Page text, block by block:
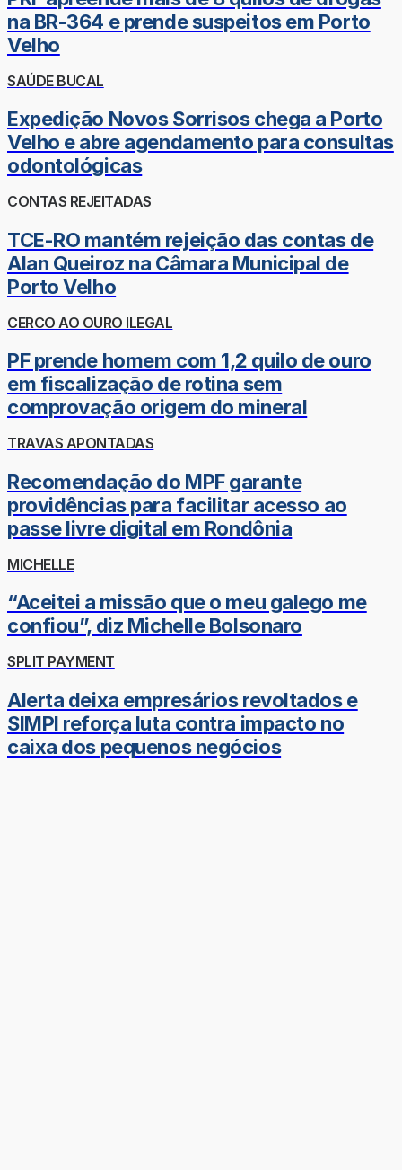
na BR-364 e prende suspeitos em Porto
Velho
SAÚDE BUCAL
Expedição Novos Sorrisos chega a Porto
Velho e abre agendamento para consultas
odontológicas
CONTAS REJEITADAS
TCE-RO mantém rejeição das contas de
Alan Queiroz na Câmara Municipal de
Porto Velho
CERCO AO OURO ILEGAL
PF prende homem com 1,2 quilo de ouro
em fiscalização de rotina sem
comprovação origem do mineral
TRAVAS APONTADAS
Recomendação do MPF garante
providências para facilitar acesso ao
passe livre digital em Rondônia
MICHELLE
“Aceitei a missão que o meu galego me
confiou”, diz Michelle Bolsonaro
SPLIT PAYMENT
Alerta deixa empresários revoltados e
SIMPI reforça luta contra impacto no
caixa dos pequenos negócios